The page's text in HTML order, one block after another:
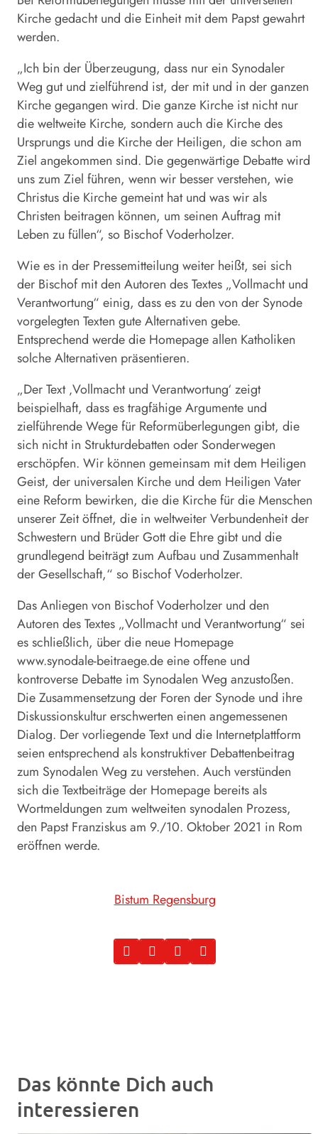
Kirche gedacht und die Einheit mit dem Papst gewahrt
werden.
„Ich bin der Überzeugung, dass nur ein Synodaler
Weg gut und zielführend ist, der mit und in der ganzen
Kirche gegangen wird. Die ganze Kirche ist nicht nur
die weltweite Kirche, sondern auch die Kirche des
Ursprungs und die Kirche der Heiligen, die schon am
Ziel angekommen sind. Die gegenwärtige Debatte wird
uns zum Ziel führen, wenn wir besser verstehen, wie
Christus die Kirche gemeint hat und was wir als
Christen beitragen können, um seinen Auftrag mit
Leben zu füllen“, so Bischof Voderholzer.
Wie es in der Pressemitteilung weiter heißt, sei sich
der Bischof mit den Autoren des Textes „Vollmacht und
Verantwortung“ einig, dass es zu den von der Synode
vorgelegten Texten gute Alternativen gebe.
Entsprechend werde die Homepage allen Katholiken
solche Alternativen präsentieren.
„Der Text ‚Vollmacht und Verantwortung‘ zeigt
beispielhaft, dass es tragfähige Argumente und
zielführende Wege für Reformüberlegungen gibt, die
sich nicht in Strukturdebatten oder Sonderwegen
erschöpfen. Wir können gemeinsam mit dem Heiligen
Geist, der universalen Kirche und dem Heiligen Vater
eine Reform bewirken, die die Kirche für die Menschen
unserer Zeit öffnet, die in weltweiter Verbundenheit der
Schwestern und Brüder Gott die Ehre gibt und die
grundlegend beiträgt zum Aufbau und Zusammenhalt
der Gesellschaft,“ so Bischof Voderholzer.
Das Anliegen von Bischof Voderholzer und den
Autoren des Textes „Vollmacht und Verantwortung“ sei
es schließlich, über die neue Homepage
www.synodale-beitraege.de eine offene und
kontroverse Debatte im Synodalen Weg anzustoßen.
Die Zusammensetzung der Foren der Synode und ihre
Diskussionskultur erschwerten einen angemessenen
Dialog. Der vorliegende Text und die Internetplattform
seien entsprechend als konstruktiver Debattenbeitrag
zum Synodalen Weg zu verstehen. Auch verstünden
sich die Textbeiträge der Homepage bereits als
Wortmeldungen zum weltweiten synodalen Prozess,
den Papst Franziskus am 9./10. Oktober 2021 in Rom
eröffnen werde.
Bistum Regensburg
Das könnte Dich auch
interessieren